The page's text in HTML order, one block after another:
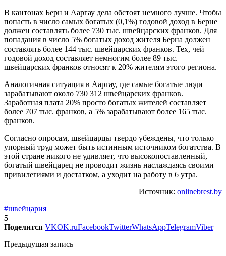
В кантонах Берн и Ааргау дела обстоят немного лучше. Чтобы
попасть в число самых богатых (0,1%) годовой доход в Берне
должен составлять более 730 тыс. швейцарских франков. Для
попадания в число 5% богатых доход жителя Берна должен
составлять более 144 тыс. швейцарских франков. Тех, чей
годовой доход составляет немногим более 89 тыс.
швейцарских франков относят к 20% жителям этого региона.
Аналогичная ситуация в Ааргау, где самые богатые люди
зарабатывают около 730 312 швейцарских франков.
Заработная плата 20% просто богатых жителей составляет
более 707 тыс. франков, а 5% зарабатывают более 165 тыс.
франков.
Согласно опросам, швейцарцы твердо убеждены, что только
упорный труд может быть истинным источником богатства. В
этой стране никого не удивляет, что высокопоставленный,
богатый швейцарец не проводит жизнь наслаждаясь своими
привилегиями и достатком, а уходит на работу в 6 утра.
Источник: onlinebrest.by
#швейцария
5
Поделится VKOK.ruFacebookTwitterWhatsAppTelegramViber
Предыдущая запись